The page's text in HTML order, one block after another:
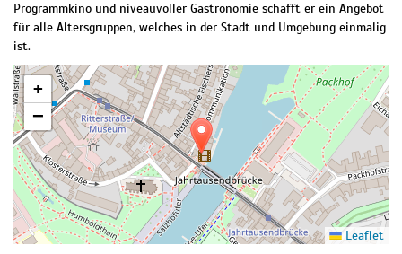
Programmkino und niveauvoller Gastronomie schafft er ein Angebot
für alle Altersgruppen, welches in der Stadt und Umgebung einmalig
ist.
+
−
Leaflet